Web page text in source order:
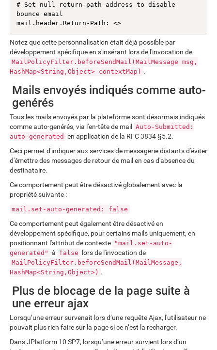
# Set null return-path address to disable
bounce email
mail.header.Return-Path: <>
Notez que cette personnalisation était déjà possible par
développement spécifique en s'insérant lors de l'invocation de
MailPolicyFilter.beforeSendMail(MailMessage msg,
HashMap<String,Object> contextMap) .
Mails envoyés indiqués comme auto-
genérés
Tous les mails envoyés par la plateforme sont désormais indiqués
comme auto-genérés, via l'en-tête de mail
Auto-Submitted:
auto-generated en application de la RFC 3834 §5.2.
Ceci permet d'indiquer aux services de messagerie distants d'éviter
d'émettre des messages de retour de mail en cas d'absence du
destinataire.
Ce comportement peut être désactivé globalement avec la
propriété suivante :
mail.set-auto-generated: false
Ce comportement peut également être désactivé en
développement spécifique, pour certains mails uniquement, en
positionnant l'attribut de contexte "mail.set-auto-
generated" à false lors de l'invocation de
MailPolicyFilter.beforeSendMail(MailMessage,
HashMap<String,Object>) .
Plus de blocage de la page suite à
une erreur ajax
Lorsqu’une erreur survenait lors d’une requête Ajax, l'utilisateur ne
pouvait plus rien faire sur la page si ce n’est la recharger.
Dans JPlatform 10 SP7, lorsqu’une erreur survient lors d’un